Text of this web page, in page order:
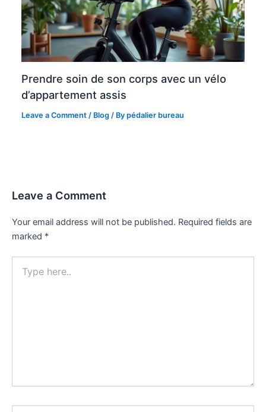
Prendre soin de son corps avec un vélo
d’appartement assis
Leave a Comment / Blog / Bypédalier bureau
Leave a Comment
Your email address will not be published. Required fields are
marked *
here..